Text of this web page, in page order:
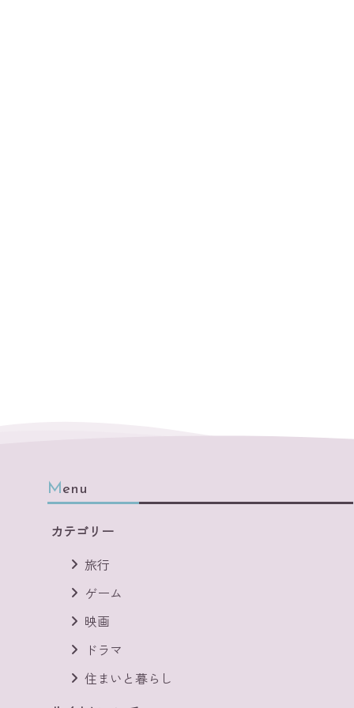
Menu
カテゴリー
旅行
ゲーム
映画
ドラマ
住まいと暮らし